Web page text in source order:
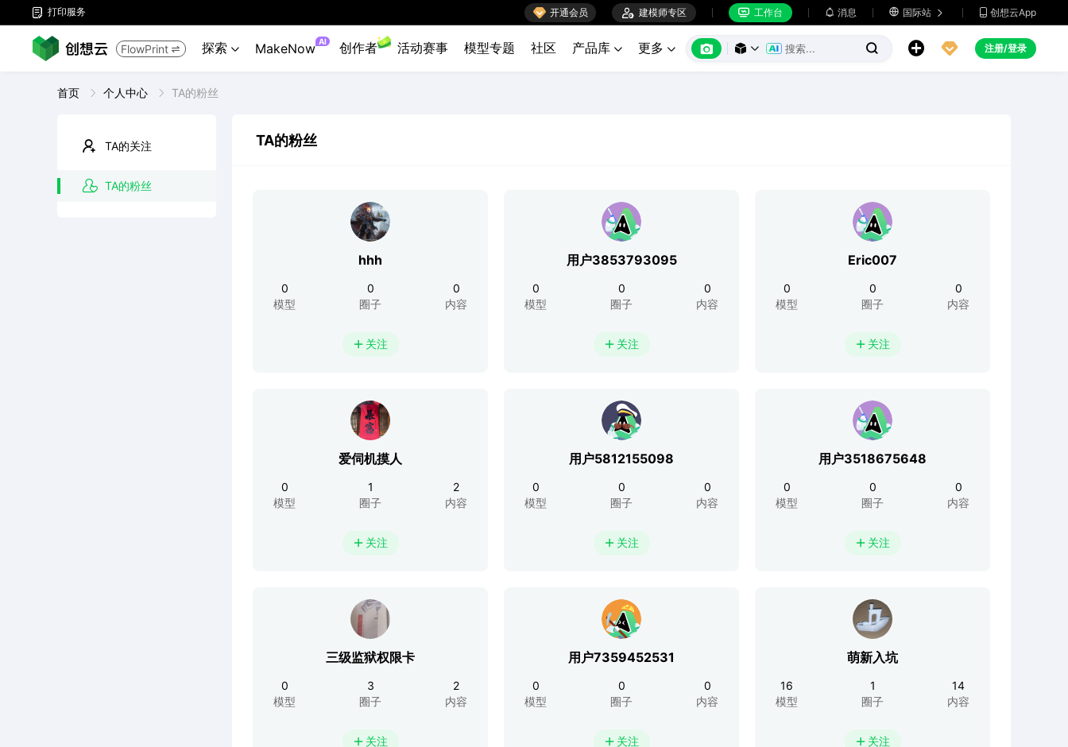
 打印服务  开通会员  建模师专区  工作台  消息  国际站   创想云App
FlowPrint  探索  MakeNow AI 创作者 活动赛事 模型专题 社区 产品库  更多        注册/登录
首页 个人中心 TA的粉丝
TA的关注
TA的粉丝
TA的粉丝
hhh
0
模型
0
圈子
0
内容
 关注
用户3853793095
0
模型
0
圈子
0
内容
 关注
Eric007
0
模型
0
圈子
0
内容
 关注
爱伺机摸人
0
模型
1
圈子
2
内容
 关注
用户5812155098
0
模型
0
圈子
0
内容
 关注
用户3518675648
0
模型
0
圈子
0
内容
 关注
三级监狱权限卡
0
模型
3
圈子
2
内容
 关注
用户7359452531
0
模型
0
圈子
0
内容
 关注
萌新入坑
16
模型
1
圈子
14
内容
 关注